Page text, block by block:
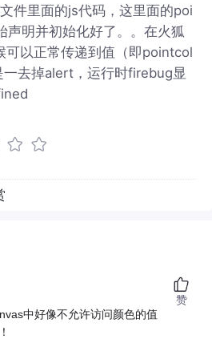
件里面的js代码，这里面的poi
声明并初始化好了。。在火狐
可以正常传递到值（即pointcol
去掉alert，运行时firebug显
中好像不允许访问颜色的值
赞